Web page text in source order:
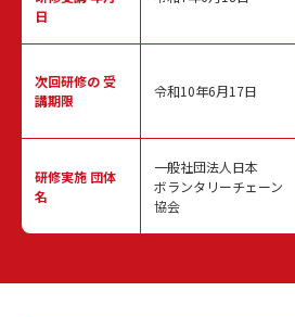
日
次回研修の受
講期限
研修実施 団体
名
令和10年6月17日
一般社団法人日本
ボランタリーチェーン
協会